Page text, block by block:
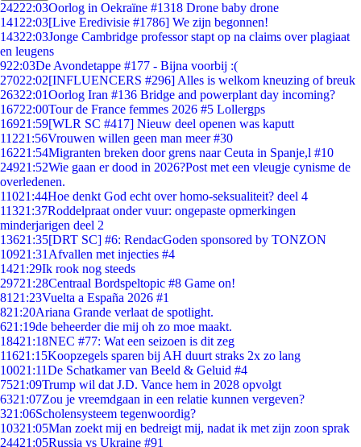
24222:03Oorlog in Oekraïne #1318 Drone baby drone
141 22:03[Live Eredivisie #1786] We zijn begonnen!
14322:03Jonge Cambridge professor stapt op na claims over plagiaat
en leugens
922:03De Avondetappe #177 - Bijna voorbij :(
27022:02[INFLUENCERS #296] Alles is welkom kneuzing of breuk
26322:01Oorlog Iran #136 Bridge and powerplant day incoming?
16722:00Tour de France femmes 2026 #5 Lollergps
16921:59[WLR SC #417] Nieuw deel openen was kaputt
11221:56Vrouwen willen geen man meer #30
16221:54Migranten breken door grens naar Ceuta in Spanje,l #10
24921:52Wie gaan er dood in 2026?Post met een vleugje cynisme de
overledenen.
11021:44Hoe denkt God echt over homo-seksualiteit? deel 4
11321:37Roddelpraat onder vuur: ongepaste opmerkingen
minderjarigen deel 2
13621:35[DRT SC] #6: RendacGoden sponsored by TONZON
10921:31 Afvallen met injecties #4
1421:29Ik rook nog steeds
29721:28Centraal Bordspeltopic #8 Game on!
81 21:23Vuelta a España 2026 #1
821:20Ariana Grande verlaat de spotlight.
621:19de beheerder die mij oh zo moe maakt.
18421:18NEC #77: Wat een seizoen is dit zeg
11621:15Koopzegels sparen bij AH duurt straks 2x zo lang
10021:11De Schatkamer van Beeld & Geluid #4
7521:09Trump wil dat J.D. Vance hem in 2028 opvolgt
6321:07Zou je vreemdgaan in een relatie kunnen vergeven?
321:06Scholensysteem tegenwoordig?
10321:05Man zoekt mij en bedreigt mij, nadat ik met zijn zoon sprak
24421:05Russia vs Ukraine #91